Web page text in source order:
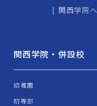
| 関西学院
関西学院・併設校
幼稚園
初等部